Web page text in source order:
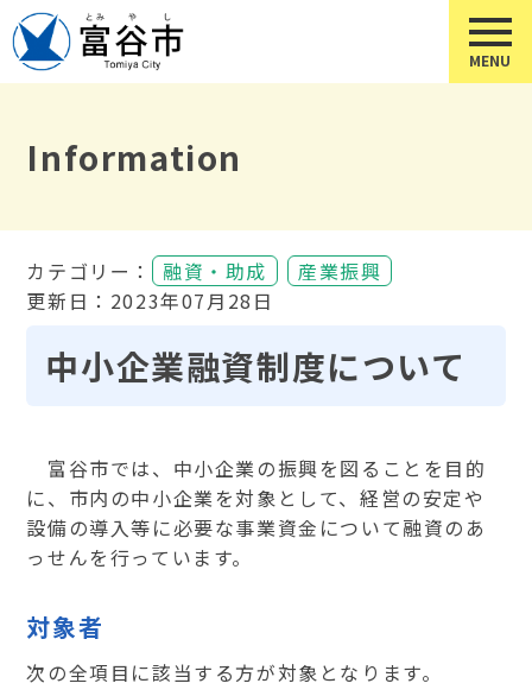
Information
カテゴリー： 融資・助成
産業振興
更新日：2023年07月28日
中小企業融資制度について
富谷市では、中小企業の振興を図ることを目的
に、市内の中小企業を対象として、経営の安定や
設備の導入等に必要な事業資金について融資のあ
っせんを行っています。
対象者
次の全項目に該当する方が対象となります。